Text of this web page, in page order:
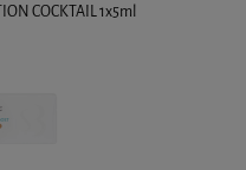
COCKTAIL 1x5ml